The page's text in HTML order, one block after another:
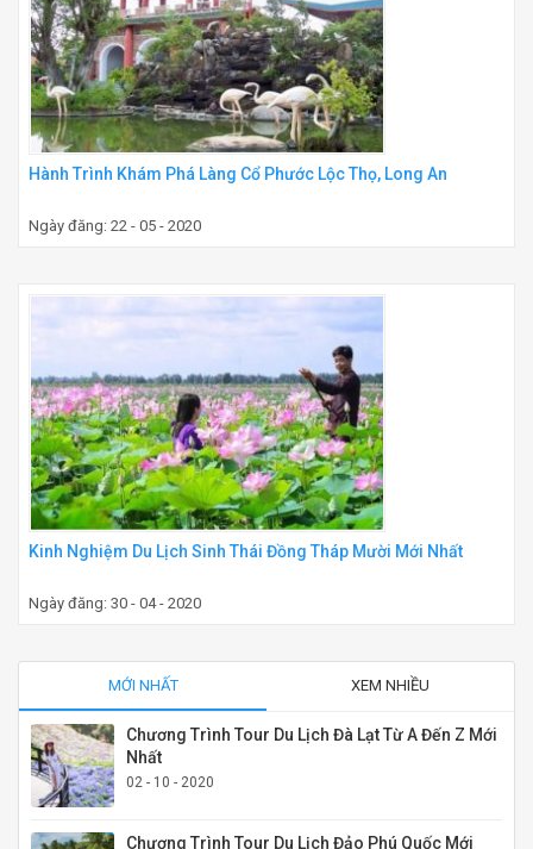
Hành Trình Khám Phá Làng Cổ Phước Lộc Thọ, Long An
Ngày đăng: 22 - 05 - 2020
Kinh Nghiệm Du Lịch Sinh Thái Đồng Tháp Mười Mới Nhất
Ngày đăng: 30 - 04 - 2020
MỚI NHẤT XEM NHIỀU
Chương Trình Tour Du Lịch Đà Lạt Từ A Đến Z Mới
Nhất
02 - 10 - 2020
Chương Trình Tour Du Lịch Đảo Phú Quốc Mới